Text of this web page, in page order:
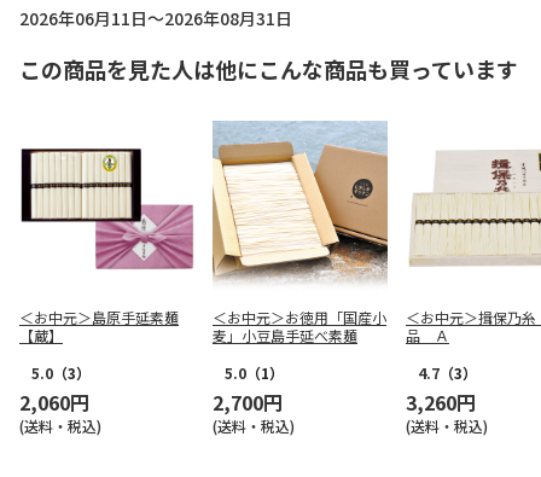
2026年06月11日～2026年08月31日
この商品を見た人は他にこんな商品も買っています
＜お中元＞島原手延素麺
【蔵】
5.0 （3）
2,060円
(送料・税込)
＜お中元＞お徳用「国産小
麦」小豆島手延べ素麺
5.0 （1）
2,700円
(送料・税込)
＜お中元＞揖保乃
品 Ａ
4.7 （3）
3,260円
(送料・税込)